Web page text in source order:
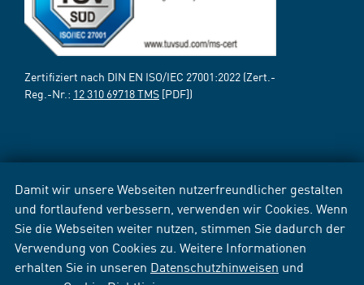
Damit wir unsere Webseiten nutzerfreundlicher gestalten
und fortlaufend verbessern, verwenden wir Cookies. Wenn
Sie die Webseiten weiter nutzen, stimmen Sie dadurch der
Verwendung von Cookies zu. Weitere Informationen
erhalten Sie in unseren Datenschutzhinweisen und
Zertifiziert nach DIN EN ISO/IEC 27001:2022 (Zert.-
Reg.-Nr.: 12 310 69718 TMS [PDF])